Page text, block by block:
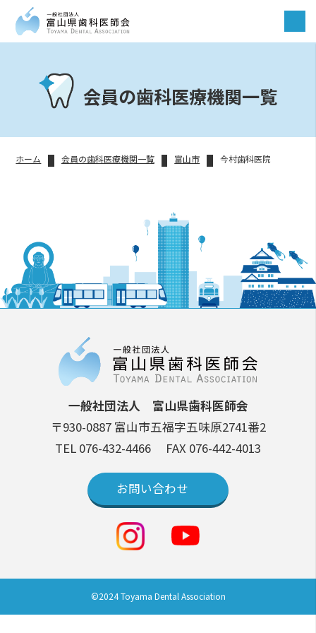
会員の歯科医療機関一覧
ホーム 会員の歯科医療機関一覧 富山市 今村歯科医院
一般社団法人 富山県歯科医師会
〒930-0887 富山市五福字五味原2741番2
TEL 076-432-4466
FAX 076-442-4013
お問い合わせ
©2024 Toyama Dental Association